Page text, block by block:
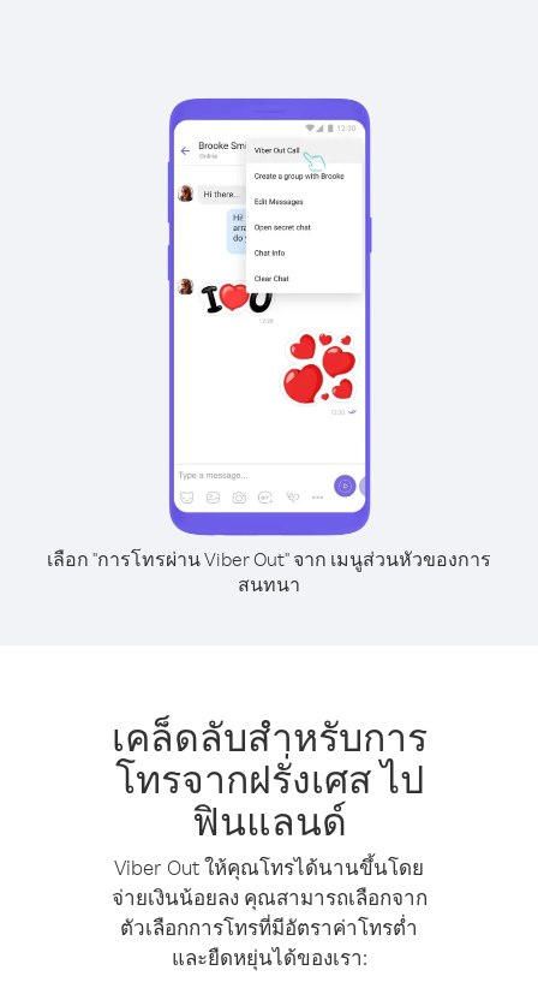
เลือก "การโทรผ่าน Viber Out" จาก เมนูส่วนหัวของการ
สนทนา
เคล็ดลับสำหรับการ
โทรจากฝรั่งเศส ไป
ฟินแลนด์
Viber Out ให้คุณโทรได้นานขึ้นโดย
จ่ายเงินน้อยลง คุณสามารถเลือกจาก
ตัวเลือกการโทรที่มีอัตราค่าโทรต่ำ
และยืดหยุ่นได้ของเรา: